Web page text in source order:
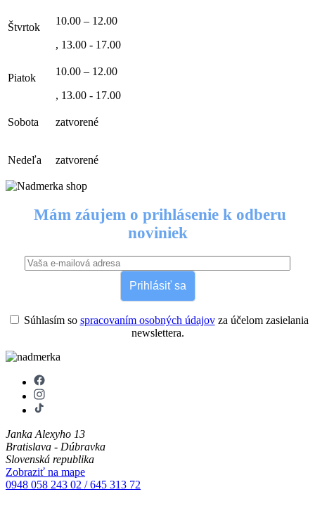
Štvrtok
10.00 – 12.00
, 13.00 - 17.00
Piatok
10.00 – 12.00
, 13.00 - 17.00
Sobota zatvorené
Nedeľa zatvorené
Mám záujem o prihlásenie k odberu
noviniek
Prihlásiť sa
Súhlasím so spracovaním osobných údajovza účelom zasielania
newslettera.
Janka Alexyho 13
Bratislava - Dúbravka
Slovenská republika
Zobraziť na mape
0948 058 243 02 / 645 313 72